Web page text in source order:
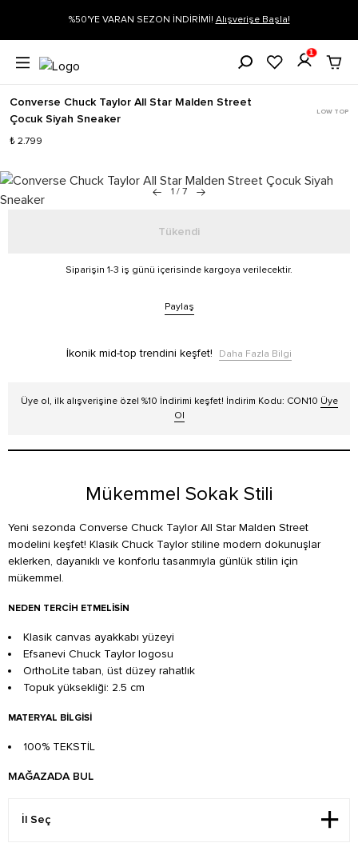
%50'YE VARAN SEZON İNDİRİMİ!Alışverişe Başla!
1
Converse Chuck Taylor All Star Malden Street
Çocuk Siyah Sneaker
LOW TOP
₺ 2.799
1 / 7
Tükendi
Siparişin 1-3 iş günü içerisinde kargoya verilecektir.
Paylaş
İkonik mid-top trendini keşfet! Daha Fazla Bilgi
Üye ol, ilk alışverişine özel %10 İndirimi keşfet! İndirim Kodu: CON10 Üye
Ol
Mükemmel Sokak Stili
Yeni sezonda Converse Chuck Taylor All Star Malden Street
modelini keşfet! Klasik Chuck Taylor stiline modern dokunuşlar
eklerken, dayanıklı ve konforlu tasarımıyla günlük stilin için
mükemmel.
NEDEN TERCIH ETMELISIN
Klasik canvas ayakkabı yüzeyi
Efsanevi Chuck Taylor logosu
OrthoLite taban, üst düzey rahatlık
Topuk yüksekliği: 2.5 cm
MATERYAL BILGISI
100% TEKSTİL
MAĞAZADA BUL